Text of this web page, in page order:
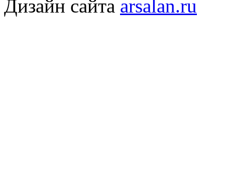
Дизайн сайта arsalan.ru